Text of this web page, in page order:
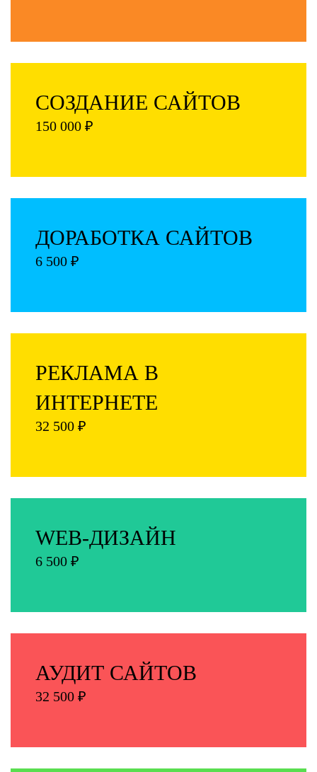
СОЗДАНИЕ САЙТОВ
150 000 ₽
ДОРАБОТКА САЙТОВ
6 500 ₽
РЕКЛАМА В
ИНТЕРНЕТЕ
32 500 ₽
WEB-ДИЗАЙН
6 500 ₽
АУДИТ САЙТОВ
32 500 ₽